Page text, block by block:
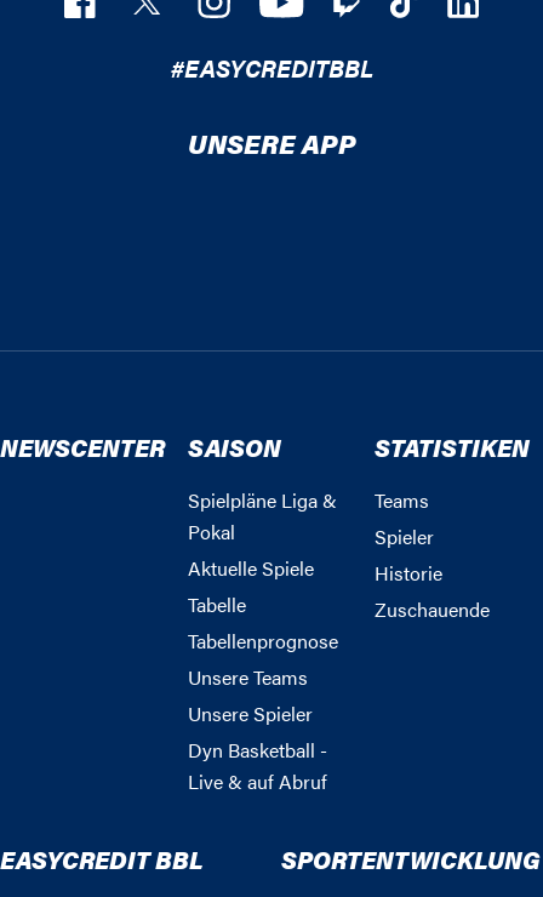
#EASYCREDITBBL
UNSERE APP
NEWSCENTER SAISON
Spielpläne Liga &
Pokal
Aktuelle Spiele
Tabelle
Tabellenprognose
Unsere Teams
Unsere Spieler
Dyn Basketball -
Live & auf Abruf
STATISTIKEN
Teams
Spieler
Historie
Zuschauende
EASYCREDIT BBL SPORTENTWICKLUNG